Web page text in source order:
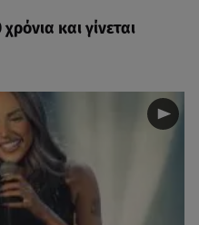
και γίνεται